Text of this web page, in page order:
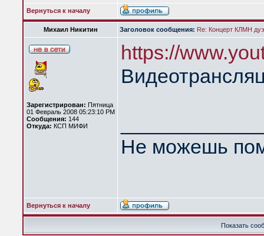
Вернуться к началу
Михаил Никитин Заголовок сообщения: Re: Концерт КЛМН
Зарегистрирован: Пятница
01 Февраль 2008 05:23:10 PM
Сообщения: 144
Откуда: КСП МИФИ
https://
Не можешь
Вернуться к началу
Показать